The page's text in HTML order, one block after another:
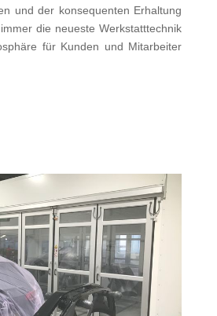
und der konsequenten Erhaltung
die neueste Werkstatttechnik
für Kunden und Mitarbeiter